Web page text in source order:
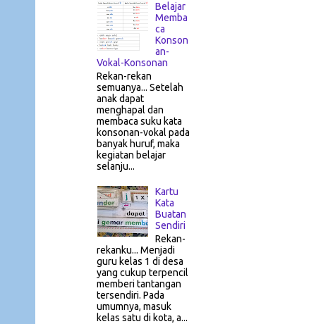
Belajar
Memba
ca
Konson
an-
Vokal-Konsonan
Rekan-rekan
semuanya... Setelah
anak dapat
menghapal dan
membaca suku kata
konsonan-vokal pada
banyak huruf, maka
kegiatan belajar
selanju...
Kartu
Kata
Buatan
Sendiri
Rekan-
rekanku... Menjadi
guru kelas 1 di desa
yang cukup terpencil
memberi tantangan
tersendiri. Pada
umumnya, masuk
kelas satu di kota, a...